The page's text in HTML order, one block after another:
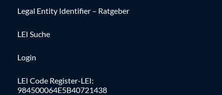
Legal Entity Identifier – Ratgeber
LEI Suche
Login
LEI Code Register-LEI:
984500064E5B40721438